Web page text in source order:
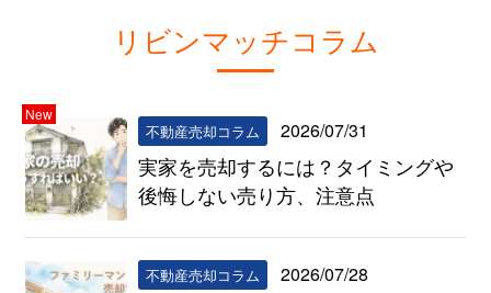
リビンマッチコラム
不動産売却コラム 2026/07/31
New
実家を売却するには？タイミングや
後悔しない売り方、注意点
不動産売却コラム 2026/07/28